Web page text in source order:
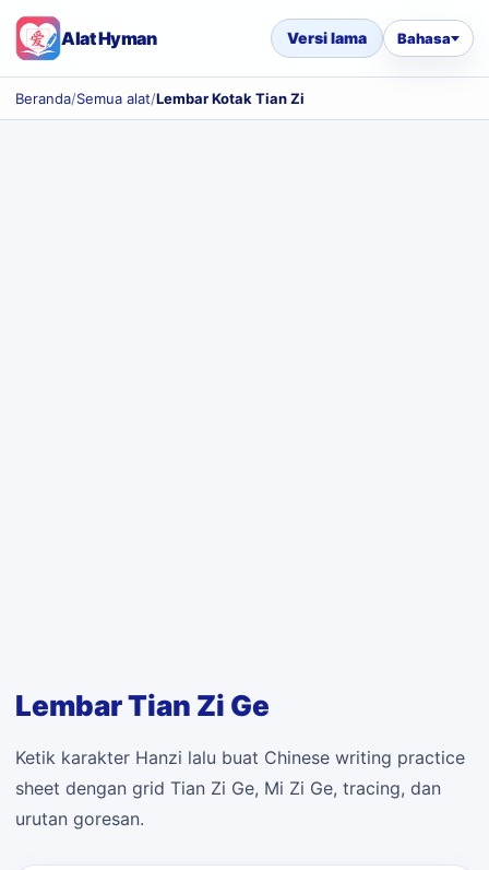
Alat Hyman Versi lama Bahasa
Beranda/Semua alat/Lembar Kotak Tian Zi
Lembar Tian Zi Ge
Ketik karakter Hanzi lalu buat Chinese writing practice
sheet dengan grid Tian Zi Ge, Mi Zi Ge, tracing, dan
urutan goresan.